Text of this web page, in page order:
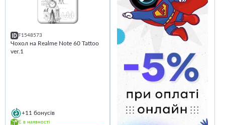
F1548573
Чохол на Realme Note 60 Tattoo
ver.1
+11 бонусів
Є в наявності